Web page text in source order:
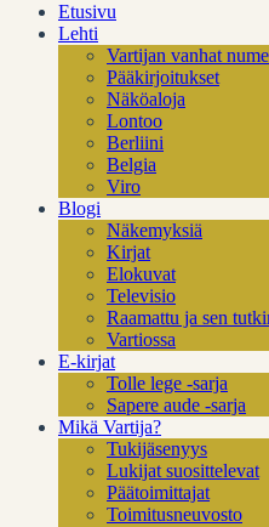
Etusivu
Lehti
Vartijan vanhat
Pääkirjoitukset
Näköaloja
Lontoo
Berliini
Belgia
Viro
Blogi
Näkemyksiä
Kirjat
Elokuvat
Televisio
Raamattu ja sen
Vartiossa
E-kirjat
Tolle lege -sarja
Sapere aude -sarja
Mikä Vartija?
Tukijäsenyys
Lukijat suosittelevat
Päätoimittajat
Toimitusneuvosto